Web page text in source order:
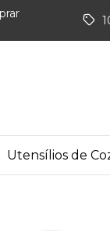
Utensílios de